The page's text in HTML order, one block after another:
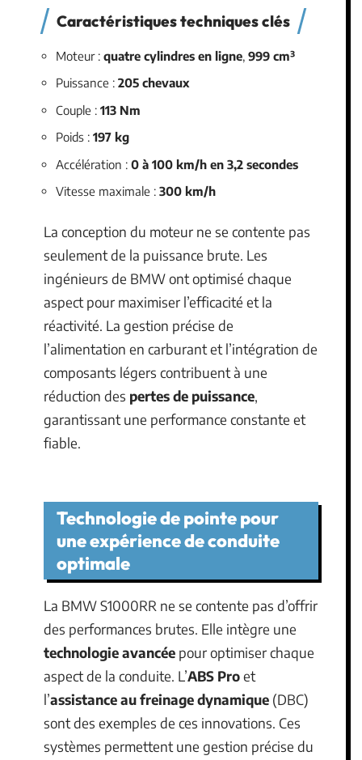
Caractéristiques techniques clés
Moteur : quatre cylindres en ligne 999 cm³
Puissance : 205 chevaux
Couple : 113 Nm
Poids : 197 kg
Accélération : 0 à 100 km/h en 3,2 secondes
Vitesse maximale : 300 km/h
La conception du moteur ne se contente pas
seulement de la puissance brute. Les
ingénieurs de BMW ont optimisé chaque
aspect pour maximiser l’efficacité et la
réactivité. La gestion précise de
l’alimentation en carburant et l’intégration de
composants légers contribuent à une
réduction des pertes de puissance,
garantissant une performance constante et
fiable.
Technologie de pointe pour
une expérience de conduite
optimale
La BMW S1000RR ne se contente pas d’offrir
des performances brutes. Elle intègre une
technologie avancée pour optimiser chaque
aspect de la conduite. L’ABS Proet
l’assistance au freinage dynamique (DBC)
sont des exemples de ces innovations. Ces
systèmes permettent une gestion précise du